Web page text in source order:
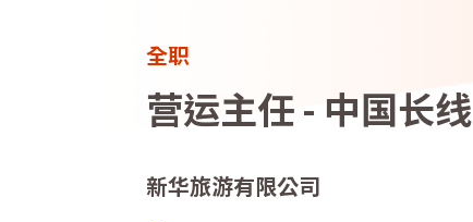
全职
营运主任 - 中国长线
新华旅游有限公司